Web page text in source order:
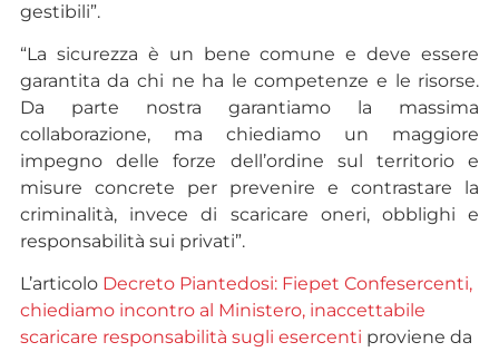
gestibili”.
“La sicurezza è un bene comune e deve essere
garantita da chi ne ha le competenze e le risorse.
Da parte nostra garantiamo la massima
collaborazione, ma chiediamo un maggiore
impegno delle forze dell’ordine sul territorio e
misure concrete per prevenire e contrastare la
criminalità, invece di scaricare oneri, obblighi e
responsabilità sui privati”.
L’articolo Decreto Piantedosi: Fiepet Confesercenti,
chiediamo incontro al Ministero, inaccettabile
scaricare responsabilità sugli esercenti proviene da